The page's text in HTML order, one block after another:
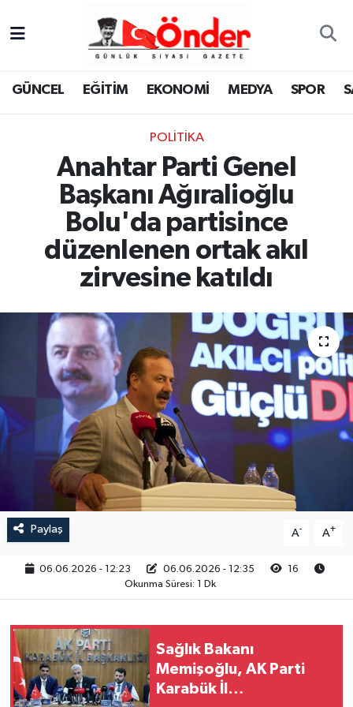
GÜNCEL EĞİTİM EKONOMİ MEDYA SPOR
POLITIKA
Anahtar Parti Genel
Başkanı Ağıralioğlu
Bolu'da partisince
düzenlenen ortak akıl
zirvesine katıldı
Paylaş A- A+
06.06.2026 - 12:23 06.06.2026 - 12:35
16
Okunma Süresi: 1 Dk
Sağlık Bakanı
Memişoğlu, AK Parti
Karabük İl
GÜNCEL
MEDYA
SPOR
SAĞLIK
YAŞAM
RESMİ İLAN
Zonguldak Nöbetçi Eczaneler
Zonguldak Namaz Vakitleri
Zonguldak Trafik Yoğunluk Haritası
TFF 3.Lig 4.Grup Puan Durumu ve Fikstür
Tüm Manşetler
Haber Arşivi